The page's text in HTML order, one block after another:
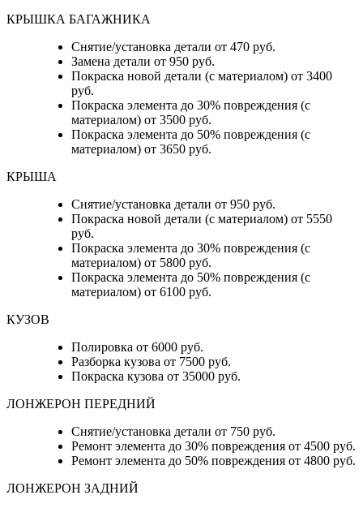
КРЫШКА БАГАЖНИКА
Снятие/установка детали от 470 руб.
Замена детали от 950 руб.
Покраска новой детали (с материалом) от 3400
руб.
Покраска элемента до 30% повреждения (с
материалом) от 3500 руб.
Покраска элемента до 50% повреждения (с
материалом) от 3650 руб.
КРЫША
Снятие/установка детали от 950 руб.
Покраска новой детали (с материалом) от 5550
руб.
Покраска элемента до 30% повреждения (с
материалом) от 5800 руб.
Покраска элемента до 50% повреждения (с
материалом) от 6100 руб.
КУЗОВ
Полировка от 6000 руб.
Разборка кузова от 7500 руб.
Покраска кузова от 35000 руб.
ЛОНЖЕРОН ПЕРЕДНИЙ
Снятие/установка детали от 750 руб.
Ремонт элемента до 30% повреждения от 4500 руб.
Ремонт элемента до 50% повреждения от 4800 руб.
ЛОНЖЕРОН ЗАДНИЙ